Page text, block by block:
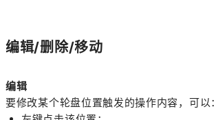
编辑/删除/移动
编辑
要修改某个轮盘位置触发的操作内容，可以：